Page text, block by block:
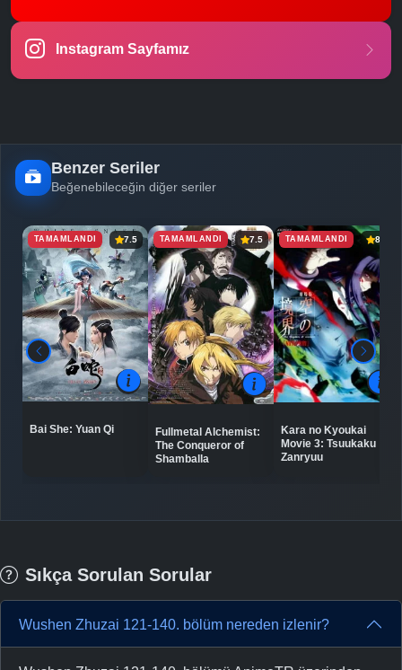
Instagram Sayfamız
Benzer Seriler
Beğenebileceğin diğer seriler
TAMAMLANDI 7.5
Bai She: Yuan Qi
TAMAMLANDI 7.5
Fullmetal Alchemist:
The Conqueror of
Shamballa
TAMAMLANDI 8.0
Kara no Kyoukai
Movie 3: Tsuukaku
Zanryuu
Sıkça Sorulan Sorular
Wushen Zhuzai 121-140. bölüm nereden izlenir?